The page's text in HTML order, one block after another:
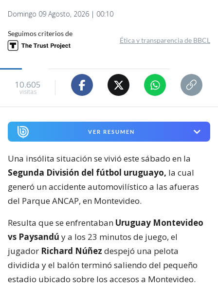
Domingo 09 Agosto, 2026 | 00:10
Seguimos criterios de
Ética y transparencia de BBCL
10.605
visitas
VER RESUMEN
Una insólita situación se vivió este sábado en la
Segunda División del fútbol uruguayo, la cual
generó un accidente automovilístico a las afueras
del Parque ANCAP, en Montevideo.
Resulta que se enfrentaban Uruguay Montevideo
vs Paysandú y a los 23 minutos de juego, el
jugador Richard Núñez despejó una pelota
dividida y el balón terminó saliendo del pequeño
estadio ubicado sobre los accesos a Montevideo.